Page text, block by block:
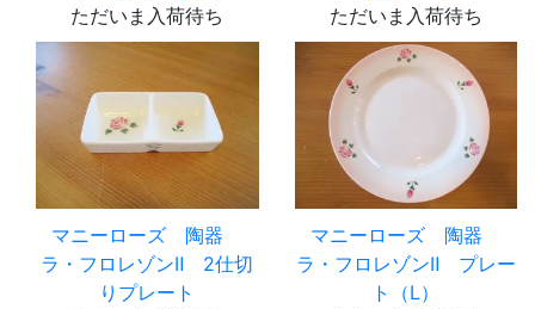
ただいま入荷待ち
ただいま入荷待ち
マニーローズ 陶器
ラ・フロレゾンⅡ 2仕切
りプレート
マニーローズ 陶器
ラ・フロレゾンⅡ プレー
ト（L）